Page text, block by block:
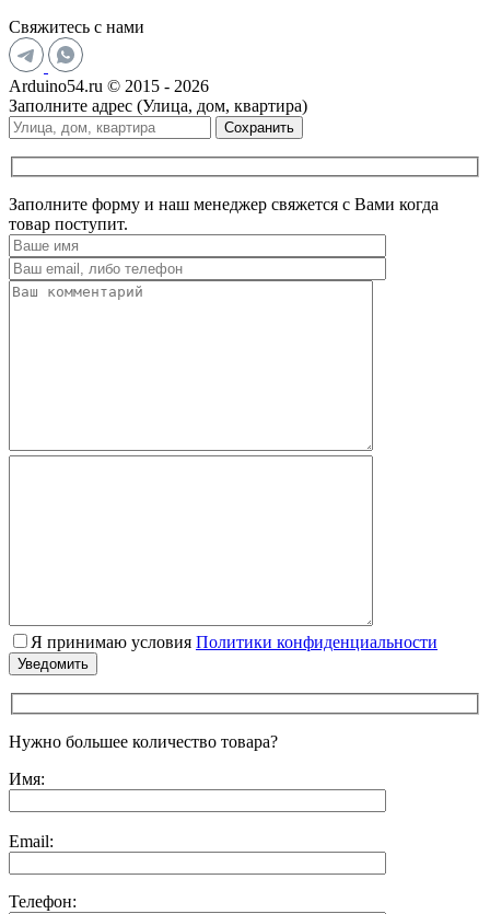
Свяжитесь с нами
Arduino54.ru © 2015 - 2026
Заполните адрес (Улица, дом, квартира)
Сохранить
Заполните форму и наш менеджер свяжется с Вами когда
товар поступит.
Я принимаю условия Политики конфиденциальности
Нужно большее количество товара?
Имя:
Email:
Телефон: